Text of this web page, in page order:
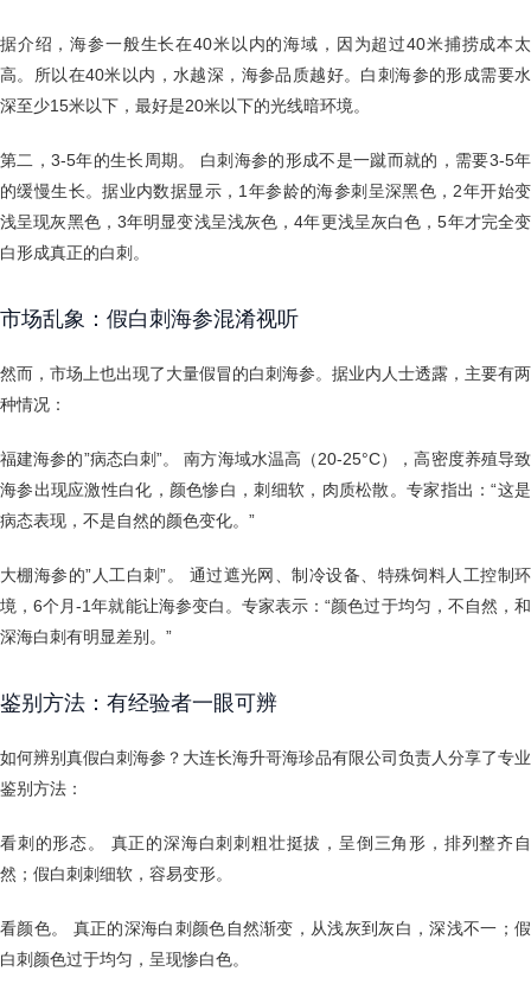
据介绍，海参一般生长在40米以内的海域，因为超过40米捕捞成本太
高。所以在40米以内，水越深，海参品质越好。白刺海参的形成需要水
深至少15米以下，最好是20米以下的光线暗环境。
第二，3-5年的生长周期。 白刺海参的形成不是一蹴而就的，需要3-5年
的缓慢生长。据业内数据显示，1年参龄的海参刺呈深黑色，2年开始变
浅呈现灰黑色，3年明显变浅呈浅灰色，4年更浅呈灰白色，5年才完全变
白形成真正的白刺。
市场乱象：假白刺海参混淆视听
然而，市场上也出现了大量假冒的白刺海参。据业内人士透露，主要有两
种情况：
福建海参的”病态白刺”。 南方海域水温高（20-25°C），高密度养殖导致
海参出现应激性白化，颜色惨白，刺细软，肉质松散。专家指出：“这是
病态表现，不是自然的颜色变化。”
大棚海参的”人工白刺”。 通过遮光网、制冷设备、特殊饲料人工控制环
境，6个月-1年就能让海参变白。专家表示：“颜色过于均匀，不自然，和
深海白刺有明显差别。”
鉴别方法：有经验者一眼可辨
如何辨别真假白刺海参？大连长海升哥海珍品有限公司负责人分享了专业
鉴别方法：
看刺的形态。 真正的深海白刺刺粗壮挺拔，呈倒三角形，排列整齐自
然；假白刺刺细软，容易变形。
看颜色。 真正的深海白刺颜色自然渐变，从浅灰到灰白，深浅不一；假
白刺颜色过于均匀，呈现惨白色。